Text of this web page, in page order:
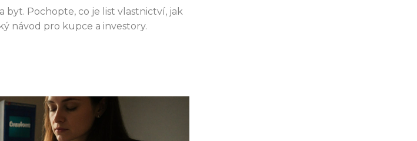
byt. Pochopte, co je list vlastnictví, jak
návod pro kupce a investory.